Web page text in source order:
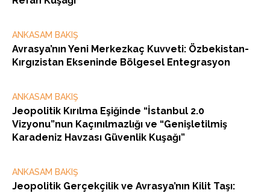
ANKASAM BAKIŞ
Avrasya’nın Yeni Merkezkaç Kuvveti: Özbekistan-
Kırgızistan Ekseninde Bölgesel Entegrasyon
ANKASAM BAKIŞ
Jeopolitik Kırılma Eşiğinde “İstanbul 2.0
Vizyonu”nun Kaçınılmazlığı ve “Genişletilmiş
Karadeniz Havzası Güvenlik Kuşağı”
ANKASAM BAKIŞ
Jeopolitik Gerçekçilik ve Avrasya’nın Kilit Taşı: